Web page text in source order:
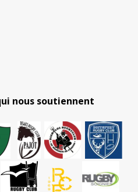
nous soutiennent